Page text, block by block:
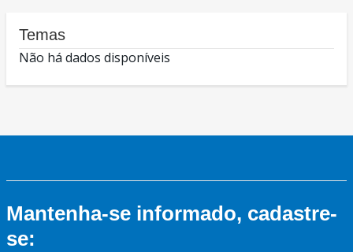
Temas
Não há dados disponíveis
Mantenha-se informado, cadastre-
se: